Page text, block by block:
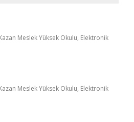
Meslek Yüksek Okulu, Elektronik
Meslek Yüksek Okulu, Elektronik